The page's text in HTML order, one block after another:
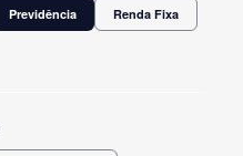
Previdência Renda Fixa